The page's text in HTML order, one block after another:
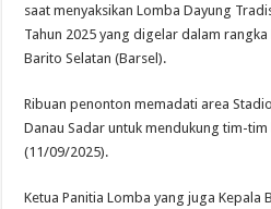
saat menyaksikan Lomba Dayung
Tahun 2025 yang digelar dalam
Barito Selatan (Barsel).
Ribuan penonton memadati area
Danau Sadar untuk mendukung tim-
(11/09/2025).
Ketua Panitia Lomba yang juga Kepala